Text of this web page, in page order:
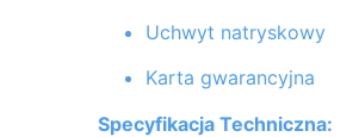
Uchwyt natryskowy
Karta gwarancyjna
Specyfikacja Techniczna: